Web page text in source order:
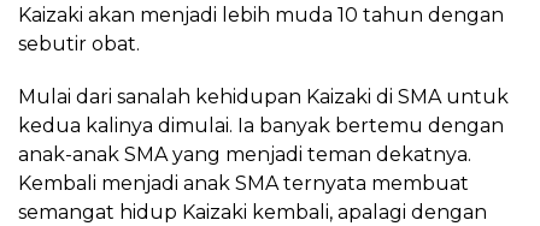
Kaizaki akan menjadi lebih muda 10 tahun dengan
sebutir obat.
Mulai dari sanalah kehidupan Kaizaki di SMA untuk
kedua kalinya dimulai. Ia banyak bertemu dengan
anak-anak SMA yang menjadi teman dekatnya.
Kembali menjadi anak SMA ternyata membuat
semangat hidup Kaizaki kembali, apalagi dengan